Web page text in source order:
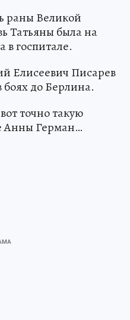
раны Великой
Татьяны была на
в госпитале.
Елисеевич Писарев
до Берлина.
точно такую
Анны Герман…